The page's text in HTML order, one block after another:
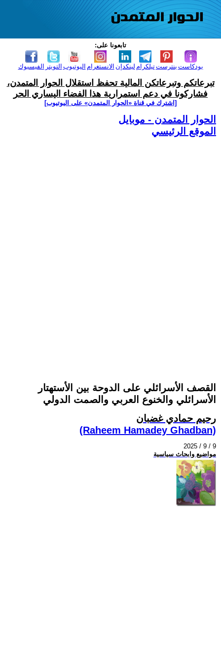
تابعونا على:
الفيسبوك التويتر اليوتيوب الانستغرام لينكدإن تيلكرامبنترست بودكاست
تبرعاتكم وتبرعاتكن المالية تحفظ استقلال الحوار المتمدن،
فشاركونا في دعم استمرارية هذا الفضاء اليساري الحر
[اشترك في قناة ‫«الحوار المتمدن» على اليوتيوب]
الحوار المتمدن - موبايل
الموقع الرئيسي
القصف الأسرائلي على الدوحة بين الأستهتار
الأسرائلي والخنوع العربي والصمت الدولي
رحيم حمادي غضبان
(Raheem Hamadey Ghadban)
2025 / 9 / 9
مواضيع وابحاث سياسية